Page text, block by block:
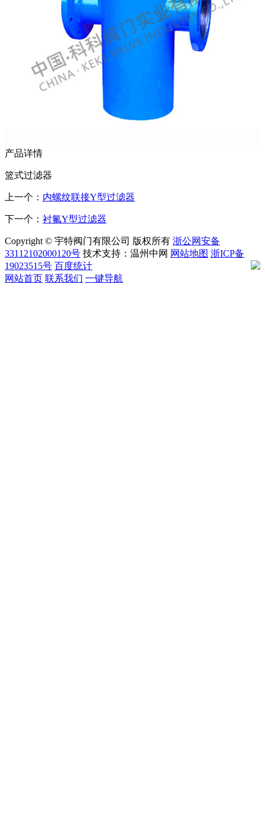
产品详情
篮式过滤器
上一个： 内螺纹联接Y型过滤器
下一个： 衬氟Y型过滤器
Copyright © 宇特阀门有限公司 版权所有 浙公网安备
33112102000120号 技术支持：温州中网 网站地图 浙ICP备
19023515号 百度统计
网站首页 联系我们 一键导航